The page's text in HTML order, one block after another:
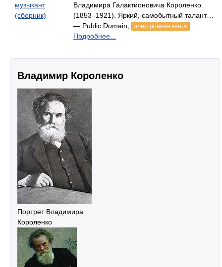
музыкант
(сборник)
Владимира Галактионовича Короленко
(1853–1921). Яркий, самобытный талант…
— Public Domain,
электронная книга
Подробнее...
Владимир Короленко
Портрет Владимира
Короленко